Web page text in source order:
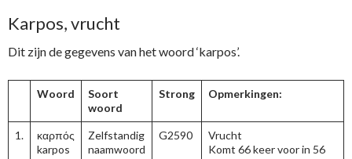
Karpos, vrucht
Dit zijn de gegevens van het woord ‘karpos’.
Woord
Soort
woord
Strong Opmerkingen:
1.
καρπός
karpos
Zelfstandig
naamwoord
G2590
Vrucht
Komt 66 keer voor in 56